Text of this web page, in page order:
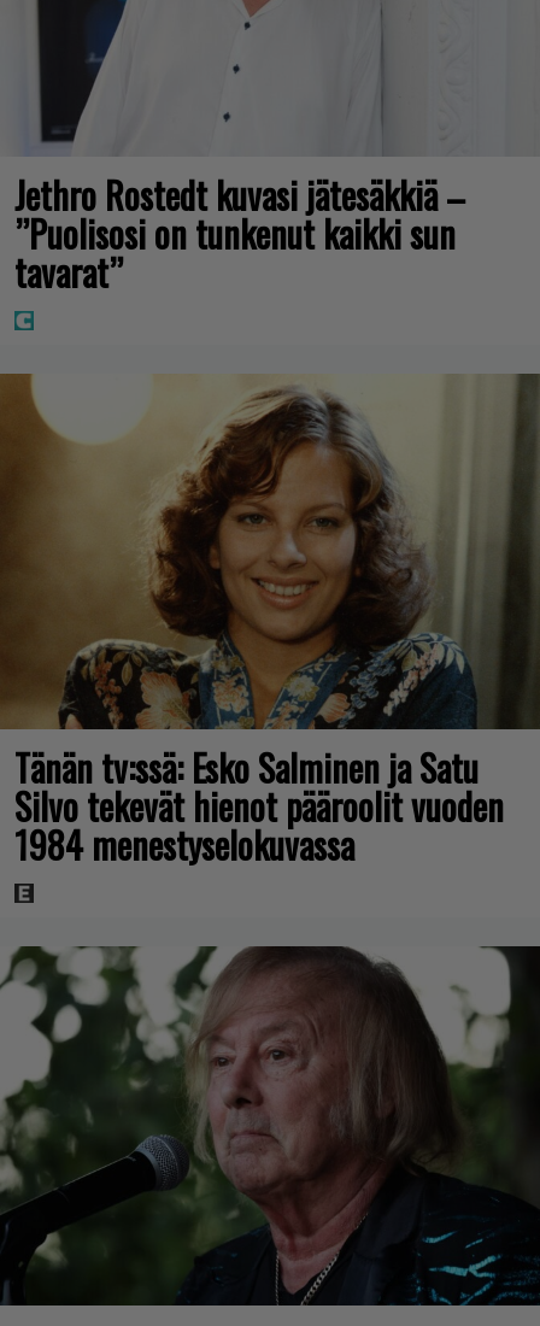
Jethro Rostedt kuvasi jätesäkkiä –
”Puolisosi on tunkenut kaikki sun
tavarat”
Tänän tv:ssä: Esko Salminen ja Satu
Silvo tekevät hienot pääroolit vuoden
1984 menestyselokuvassa